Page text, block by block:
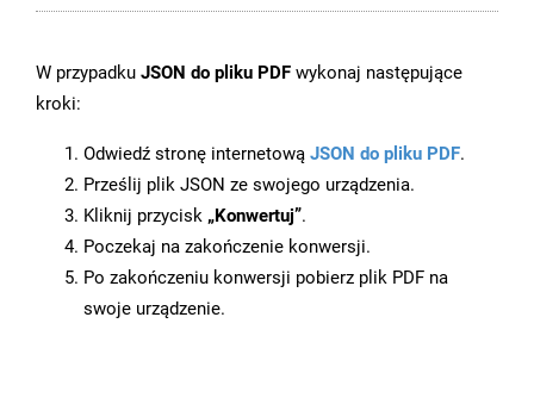
W przypadku JSON do pliku PDF wykonaj następujące
kroki:
Odwiedź stronę internetową JSON do pliku PDF.
Prześlij plik JSON ze swojego urządzenia.
Kliknij przycisk „Konwertuj”.
Poczekaj na zakończenie konwersji.
Po zakończeniu konwersji pobierz plik PDF na
swoje urządzenie.